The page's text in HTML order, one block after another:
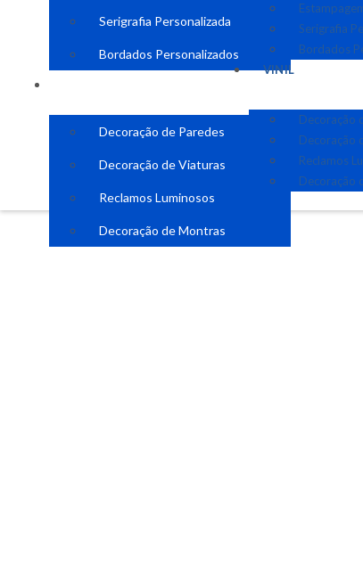
Serigrafia Personalizada
Bordados Personalizados
Decoração de Paredes
Decoração de Viaturas
Reclamos Luminosos
Decoração de Montras
Serigrafia
Bordados
VINIL
Decoração
Decoração
Reclamos
Decoração